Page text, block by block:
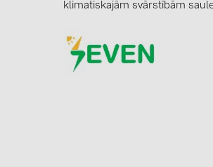
klimatiskajām svārstībām